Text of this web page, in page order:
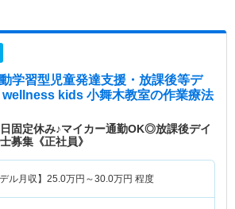
学習型児童発達支援・放課後等デ
kids 小舞木教室の作業療法
日固定休み♪マイカー通勤OK◎放課後デイ
募集《正社員》
ル月収】 25.0万円～30.0万円 程度